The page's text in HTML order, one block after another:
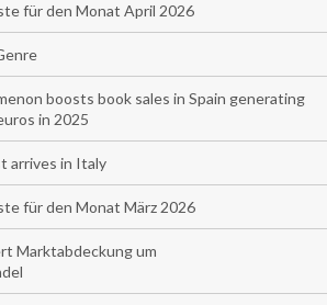
für den Monat April 2026
boosts book sales in Spain generating
in 2025
arrives in Italy
für den Monat März 2026
Marktabdeckung um